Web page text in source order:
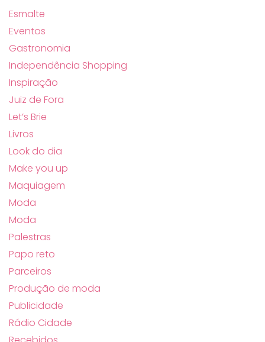
Esmalte
Eventos
Gastronomia
Independência Shopping
Inspiração
Juiz de Fora
Let’s Brie
Livros
Look do dia
Make you up
Maquiagem
Moda
Moda
Palestras
Papo reto
Parceiros
Produção de moda
Publicidade
Rádio Cidade